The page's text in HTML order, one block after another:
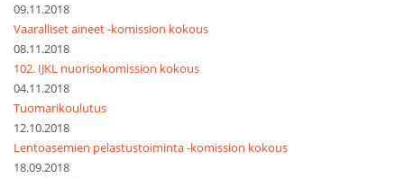
09.11.2018
Vaaralliset aineet -komission kokous
08.11.2018
102. IJKL nuorisokomission kokous
04.11.2018
Tuomarikoulutus
12.10.2018
Lentoasemien pelastustoiminta -komission kokous
18.09.2018